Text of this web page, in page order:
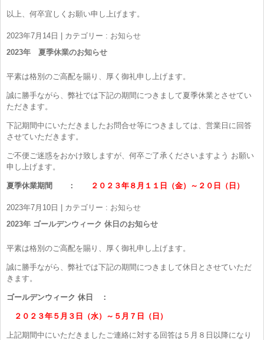
以上、何卒宜しくお願い申し上げます。
2023年7月14日 カテゴリー : お知らせ
2023年 夏季休業のお知らせ
平素は格別のご高配を賜り、厚く御礼申し上げます。
誠に勝手ながら、弊社では下記の期間につきまして夏季休業とさせてい
ただきます。
下記期間中にいただきましたお問合せ等につきましては、営業日に回答
させていただきます。
ご不便ご迷惑をおかけ致しますが、何卒ご了承くださいますよう お願い
申し上げます。
夏季休業期間 ： ２０２３年８月１１日（金）～２０日（日）
2023年7月10日 カテゴリー : お知らせ
2023年 ゴールデンウィーク 休日のお知らせ
平素は格別のご高配を賜り、厚く御礼申し上げます。
誠に勝手ながら、弊社では下記の期間につきまして休日とさせていただ
きます。
ゴールデンウィーク 休日 ：
２０２３年５月３日（水）～５月７日（日）
上記期間中にいただきましたご連絡に対する回答は５月８日以降になり